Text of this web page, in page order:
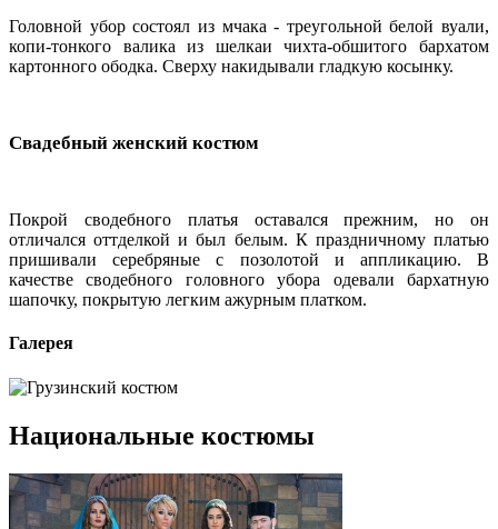
Головной убор состоял из мчака - треугольной белой вуали,
копи-тонкого валика из шелкаи чихта-обшитого бархатом
картонного ободка. Сверху накидывали гладкую косынку.
Свадебный женский костюм
Покрой сводебного платья оставался прежним, но он
отличался оттделкой и был белым. К праздничному платью
пришивали серебряные с позолотой и аппликацию. В
качестве сводебного головного убора одевали бархатную
шапочку, покрытую легким ажурным платком.
Галерея
Национальные костюмы